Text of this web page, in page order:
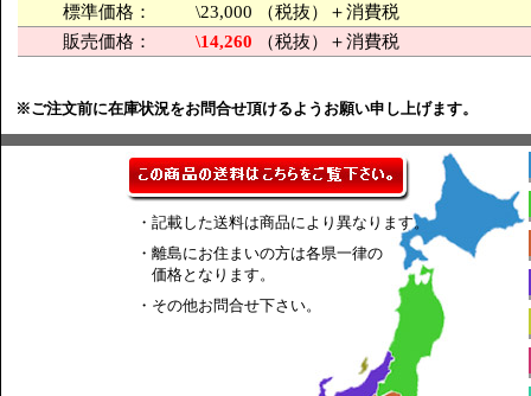
標準価格：
\23,000 （税抜）＋消費税
販売価格：
\14,260 （税抜）＋消費税
※ご注文前に在庫状況をお問合せ頂けるようお願い申し上げます。
・記載した送料は商品により異なります。
・離島にお住まいの方は各県一律の
価格となります。
・その他お問合せ下さい。